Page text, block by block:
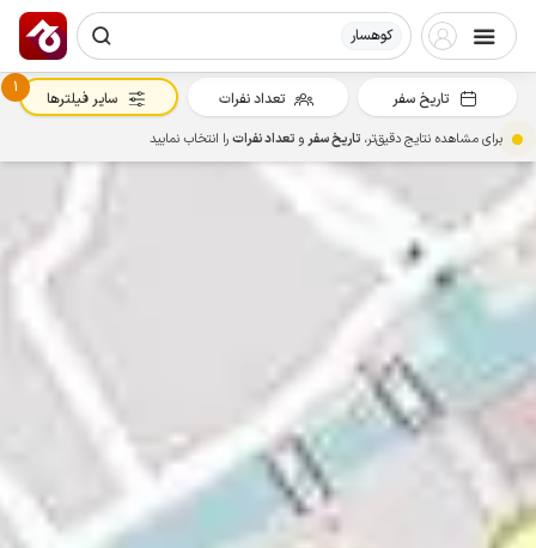
کوهسار
تاریخ سفر تعداد نفرات
1
سایر فیلترها
برای مشاهده نتایج دقیق‌تر، تاریخ سفرو تعداد نفراترا انتخاب نمایید